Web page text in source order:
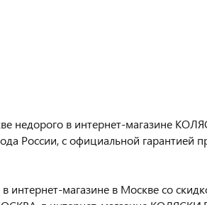
недорого в интернет-магазине
России, с официальной гарантией
интернет-магазине в Москве со